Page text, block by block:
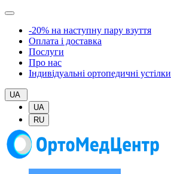
-20% на наступну пару взуття
Оплата і доставка
Послуги
Про нас
Індивідуальні ортопедичні устілки
UA
UA
RU